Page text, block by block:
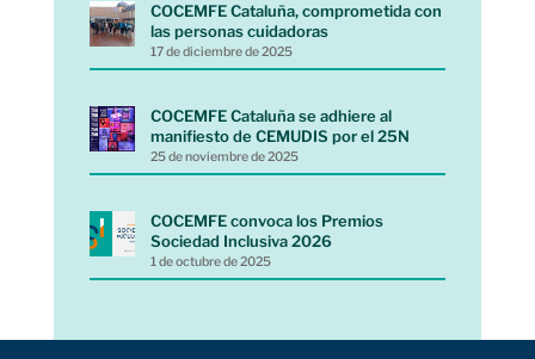
COCEMFE Cataluña, comprometida con
las personas cuidadoras
17 de diciembre de 2025
COCEMFE Cataluña se adhiere al
manifiesto de CEMUDIS por el 25N
25 de noviembre de 2025
COCEMFE convoca los Premios
Sociedad Inclusiva 2026
1 de octubre de 2025